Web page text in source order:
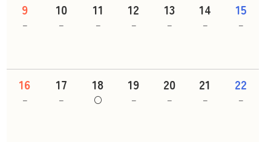
9
－
10
－
11
－
12
－
13
－
14
－
15
－
16
－
17
－
18
○
19
－
20
－
21
－
22
－